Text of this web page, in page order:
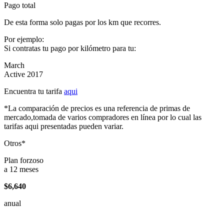
Pago total
De esta forma solo pagas por los km que recorres.
Por ejemplo:
Si contratas tu pago por kilómetro para tu:
March
Active 2017
Encuentra tu tarifa aqui
*La comparación de precios es una referencia de primas de
mercado,tomada de varios compradores en línea por lo cual las
tarifas aqui presentadas pueden variar.
Otros*
Plan forzoso
a 12 meses
$6,640
anual